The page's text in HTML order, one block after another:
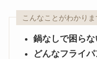
こんなことがわかりま
鍋なしで困らな
どんなフライ